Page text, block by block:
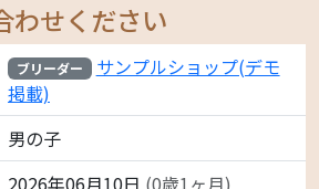
わせください
ブリーダー
サンプルショップ(デモ
掲載)
男の子
2026年06月10日 (0歳1ヶ月)